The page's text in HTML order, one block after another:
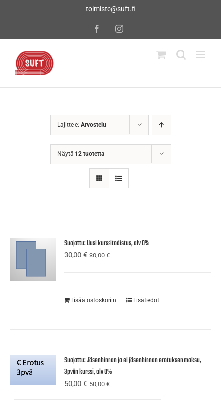
toimisto@suft.fi
FacebookInstagram
Lajittele: Arvostelu
Näytä 12 tuotetta
Suojattu: Uusi kurssitodistus, alv 0%
30,00€ 30,00€
Lisää ostoskoriin Lisätiedot
Suojattu: Jäsenhinnan ja ei jäsenhinnan erotuksen maksu,
3pvän kurssi, alv 0%
50,00€ 50,00€